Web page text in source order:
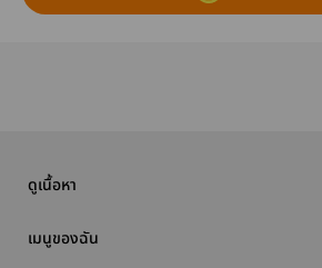
ดูเนื้อหา
เมนูของฉัน